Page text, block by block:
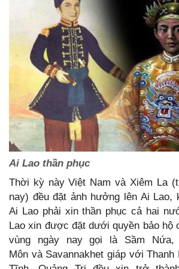
Ai Lao thần phục
Thời kỳ này Việt Nam và Xiêm La
nay) đều đặt ảnh hưởng lên Ai Lao,
Ai Lao phải xin thần phục cả hai
Lao xin được đặt dưới quyền bảo hộ
vùng ngày nay gọi là Sầm Nứa,
Môn và Savannakhet giáp với Thanh